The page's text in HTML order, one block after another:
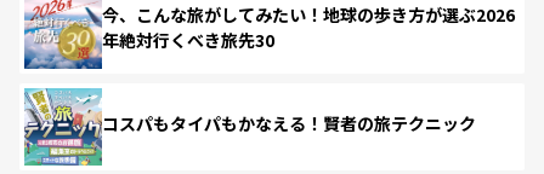
今、こんな旅がしてみたい！地球の歩き方が選ぶ2026
年絶対行くべき旅先30
コスパもタイパもかなえる！賢者の旅テクニック